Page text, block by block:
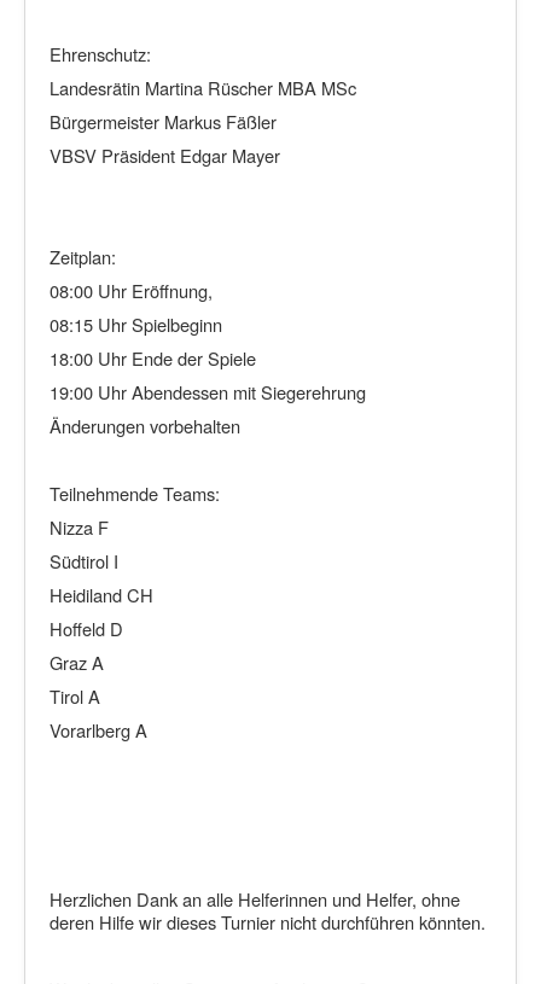
Ehrenschutz:
Landesrätin Martina Rüscher MBA MSc
Bürgermeister Markus Fäßler
VBSV Präsident Edgar Mayer
Zeitplan:
08:00 Uhr Eröffnung,
08:15 Uhr Spielbeginn
18:00 Uhr Ende der Spiele
19:00 Uhr Abendessen mit Siegerehrung
Änderungen vorbehalten
Teilnehmende Teams:
Nizza F
Südtirol I
Heidiland CH
Hoffeld D
Graz A
Tirol A
Vorarlberg A
Herzlichen Dank an alle Helferinnen und Helfer, ohne
deren Hilfe wir dieses Turnier nicht durchführen könnten.